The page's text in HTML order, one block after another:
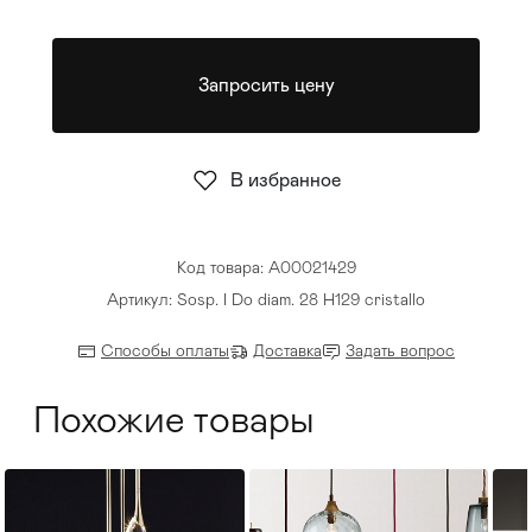
Стулья >
Код товара: A00021429
Артикул: Sosp. I Do diam. 28 H129 cristallo
Способы оплаты Доставка Задать вопрос
Запросить цену
В избранное
Похожие товары